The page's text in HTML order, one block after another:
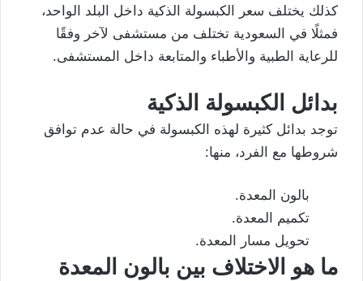
كذلك يختلف سعر الكبسولة الذكية داخل البلد الواحد،
فمثلًا في السعودية تختلف من مستشفى لآخر وفقًا
للرعاية الطبية والأطباء والمتابعة داخل المستشفى.
بدائل الكبسولة الذكية
توجد بدائل كثيرة لهذه الكبسولة في حالة عدم توافق
شروطها مع الفرد، منها:
بالون المعدة.
تكميم المعدة.
تحويل مسار المعدة.
ما هو الاختلاف بين بالون المعدة